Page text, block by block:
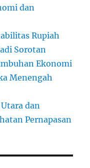
dan
Rupiah
Sorotan
Ekonomi
Menengah
dan
Pernapasan